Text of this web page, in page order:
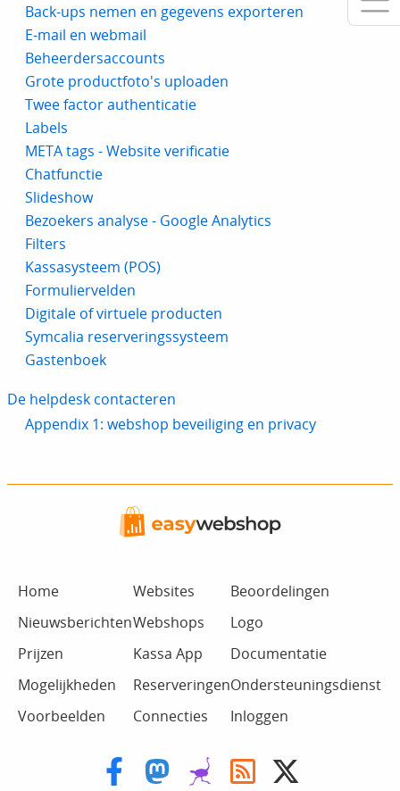
Back-ups nemen en gegevens exporteren
E-mail en webmail
Beheerdersaccounts
Grote productfoto's uploaden
Twee factor authenticatie
Labels
META tags - Website verificatie
Chatfunctie
Slideshow
Bezoekers analyse - Google Analytics
Filters
Kassasysteem (POS)
Formuliervelden
Digitale of virtuele producten
Symcalia reserveringssysteem
Gastenboek
De helpdesk contacteren
Appendix 1: webshop beveiliging en privacy
Home
Nieuwsberichten
Prijzen
Mogelijkheden
Voorbeelden
Websites
Webshops
Kassa App
Reserveringen
Connecties
Beoordelingen
Logo
Documentatie
Ondersteuningsdienst
Inloggen